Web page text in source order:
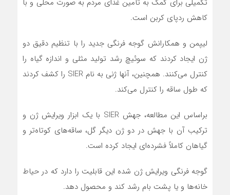
تکمیلی برای کمک به تأمین غذای مردم به صورت محلی و با
کاهش ردپای کربن است.
لیپمن و همکارانش گوجه فرنگی جدید را با تنظیم دقیق دو
ژن ایجاد کردند که سوئیچ رشد تولید مثلی و اندازه گیاه را
کنترل می‌کنند. همچنین، آنها ژنی به نام SIER را کشف کردند
که طول ساقه را کنترل می‌کند.
براساس این مطالعه، جهش SIER با یک ابزار ویرایش ژن و
ترکیب آن با جهش در دو ژن دیگر گل، ساقه‌های کوتاه‌تر و
گیاهان کاملاً فشرده‌ای ایجاد کرده است.
گوجه فرنگی ویرایش ژن شده این قابلیت را دارد که در حیاط
خانه‌ها و یا پشت بام رشد کند و محصول دهد.